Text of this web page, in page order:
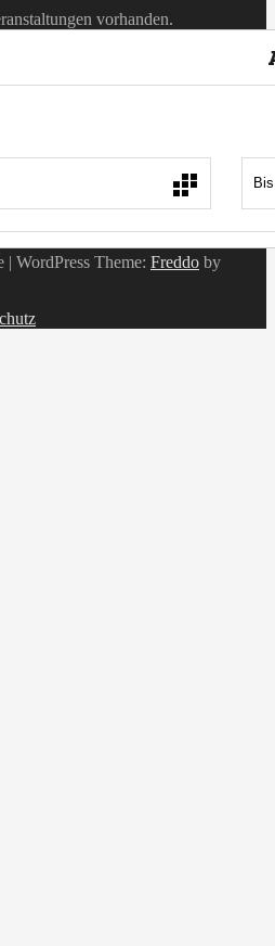
vorhanden.
| WordPress Theme: Freddo by